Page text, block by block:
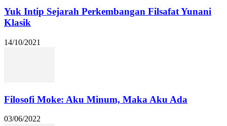
Yuk Intip Sejarah Perkembangan Filsafat Yunani
Klasik
14/10/2021
Filosofi Moke: Aku Minum, Maka Aku Ada
03/06/2022